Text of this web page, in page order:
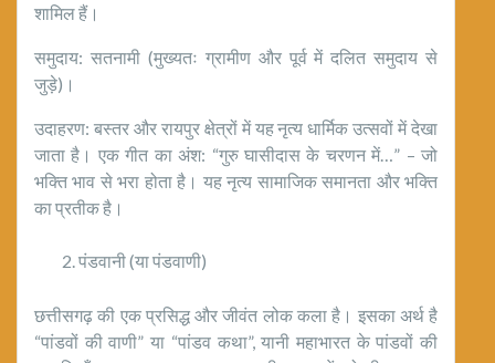
शामिल हैं।
समुदाय: सतनामी (मुख्यतः ग्रामीण और पूर्व में दलित समुदाय से
जुड़े)।
उदाहरण: बस्तर और रायपुर क्षेत्रों में यह नृत्य धार्मिक उत्सवों में देखा
जाता है। एक गीत का अंश: “गुरु घासीदास के चरणन में…” – जो
भक्ति भाव से भरा होता है। यह नृत्य सामाजिक समानता और भक्ति
का प्रतीक है।
पंडवानी (या पंडवाणी)
छत्तीसगढ़ की एक प्रसिद्ध और जीवंत लोक कला है। इसका अर्थ है
“पांडवों की वाणी” या “पांडव कथा”, यानी महाभारत के पांडवों की